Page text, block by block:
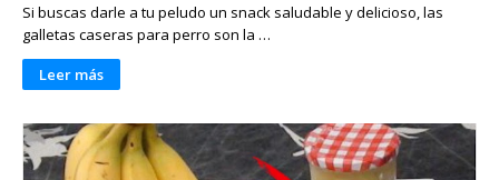
Si buscas darle a tu peludo un snack saludable y delicioso, las
galletas caseras para perro son la …
Leer más